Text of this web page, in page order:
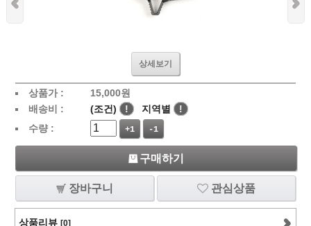
상세보기
상품가 : 15,000원
배송비 :
(조건) ! 지역별
!
수량 :
+1 -1
구매하기
장바구니 관심상품
상품리뷰 [0]